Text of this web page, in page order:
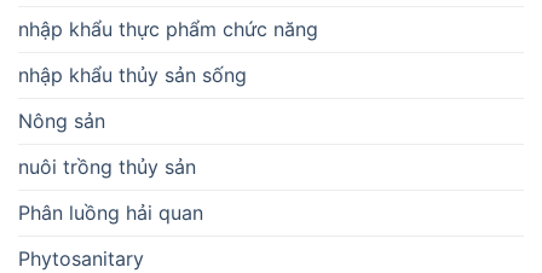
nhập khẩu thực phẩm chức năng
nhập khẩu thủy sản sống
Nông sản
nuôi trồng thủy sản
Phân luồng hải quan
Phytosanitary